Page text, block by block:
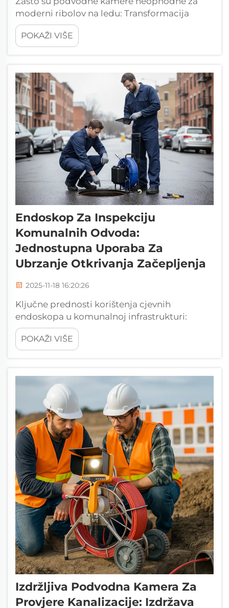
moderni ribolov na ledu: Transformacija
tradicionalnog ribolova na ledu uz stvarno
vrijeme podvodne vizualizacije. Igra se
promijenila za ribolov na ledu otkako su
pogađanja gdje su te ribe ...
POKAŽI VIŠE
Endoskop Za Inspekciju
Komunalnih Odvoda:
Jednostupna Uporaba Za
Ubrzanje Otkrivanja Začepljenja
2025-11-18 16:20:26
Ključne prednosti korištenja cjevnih
endoskopa u komunalnoj infrastrukturi:
Smanjenje poremećaja u urbanim sredinama
trenchless tehnikama inspekcije. Cjevni
endoskopi u osnovi smanjuju sve to kopanje
izravno kroz...
POKAŽI VIŠE
Izdržljiva Podvodna Kamera Za
Provjere Kanalizacije: Izdržava